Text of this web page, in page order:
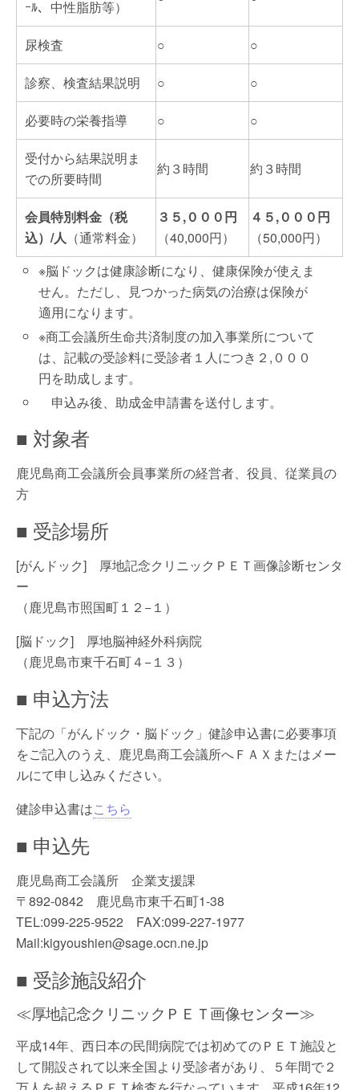
ｰﾙ、中性脂肪等）
尿検査 ○ ○
診察、検査結果説明 ○ ○
必要時の栄養指導 ○ ○
受付から結果説明ま
での所要時間
約３時間 約３時間
会員特別料金（税
込）/人 （通常料金）
３５,０００円
（40,000円）
４５,０００円
（50,000円）
※脳ドックは健康診断になり、健康保険が使えま
せん。ただし、見つかった病気の治療は保険が
適用になります。
※商工会議所生命共済制度の加入事業所について
は、記載の受診料に受診者１人につき２,０００
円を助成します。
申込み後、助成金申請書を送付します。
■ 対象者
鹿児島商工会議所会員事業所の経営者、役員、従業員の
方
■ 受診場所
[がんドック] 厚地記念クリニックＰＥＴ画像診断センタ
ー
（鹿児島市照国町１２−１）
[脳ドック] 厚地脳神経外科病院
（鹿児島市東千石町４−１３）
■ 申込方法
下記の「がんドック・脳ドック」健診申込書に必要事項
をご記入のうえ、鹿児島商工会議所へＦＡＸまたはメー
ルにて申し込みください。
健診申込書はこちら
■ 申込先
鹿児島商工会議所 企業支援課
〒892-0842 鹿児島市東千石町1-38
TEL:099-225-9522 FAX:099-227-1977
Mail:kigyoushien@sage.ocn.ne.jp
■ 受診施設紹介
≪厚地記念クリニックＰＥＴ画像センター≫
平成14年、西日本の民間病院では初めてのＰＥＴ施設と
して開設されて以来全国より受診者があり、５年間で２